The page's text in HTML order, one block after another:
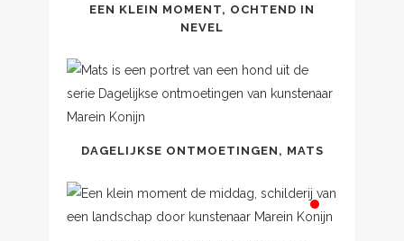
EEN KLEIN MOMENT, OCHTEND IN
NEVEL
DAGELIJKSE ONTMOETINGEN, MATS